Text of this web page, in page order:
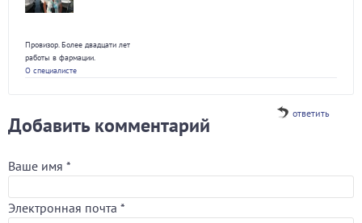
Провизор. Более двадцати лет
работы в фармации.
О специалисте
ответить
Добавить комментарий
Ваше имя *
Электронная почта *